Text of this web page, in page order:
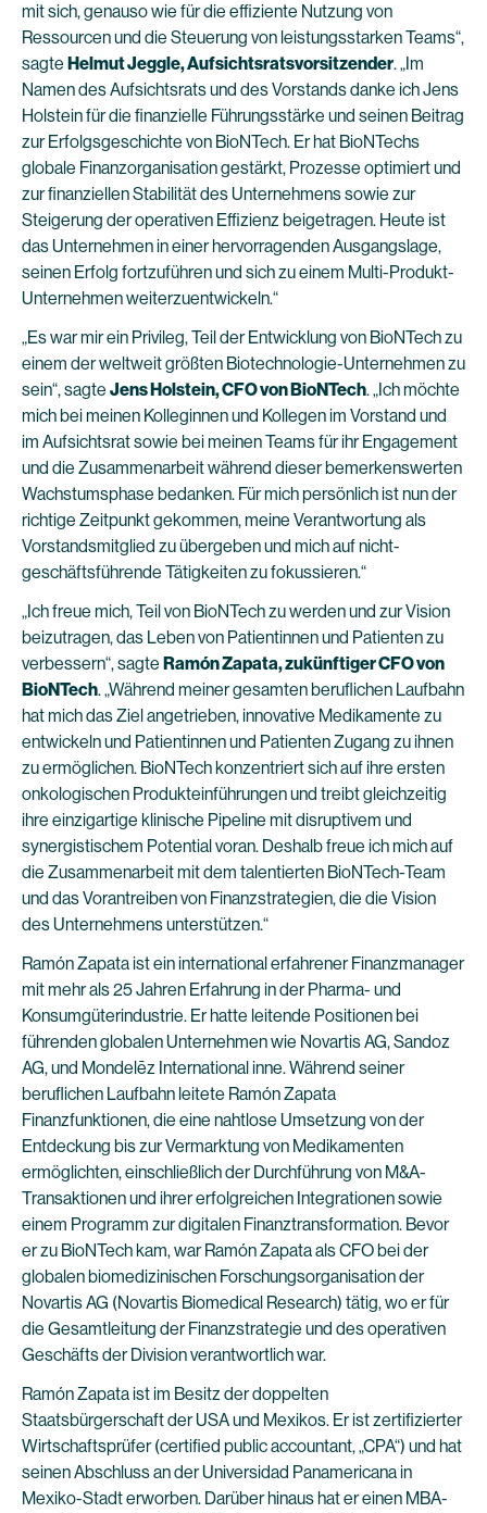
mit sich, genauso wie für die effiziente Nutzung von
Ressourcen und die Steuerung von leistungsstarken Teams“,
sagte Helmut Jeggle, Aufsichtsratsvorsitzender. „Im
Namen des Aufsichtsrats und des Vorstands danke ich Jens
Holstein für die finanzielle Führungsstärke und seinen Beitrag
zur Erfolgsgeschichte von BioNTech. Er hat BioNTechs
globale Finanzorganisation gestärkt, Prozesse optimiert und
zur finanziellen Stabilität des Unternehmens sowie zur
Steigerung der operativen Effizienz beigetragen. Heute ist
das Unternehmen in einer hervorragenden Ausgangslage,
seinen Erfolg fortzuführen und sich zu einem Multi-Produkt-
Unternehmen weiterzuentwickeln.“
„Es war mir ein Privileg, Teil der Entwicklung von BioNTech zu
einem der weltweit größten Biotechnologie-Unternehmen zu
sein“, sagte Jens Holstein, CFO von BioNTech. „Ich möchte
mich bei meinen Kolleginnen und Kollegen im Vorstand und
im Aufsichtsrat sowie bei meinen Teams für ihr Engagement
und die Zusammenarbeit während dieser bemerkenswerten
Wachstumsphase bedanken. Für mich persönlich ist nun der
richtige Zeitpunkt gekommen, meine Verantwortung als
Vorstandsmitglied zu übergeben und mich auf nicht-
geschäftsführende Tätigkeiten zu fokussieren.“
„Ich freue mich, Teil von BioNTech zu werden und zur Vision
beizutragen, das Leben von Patientinnen und Patienten zu
verbessern“, sagte Ramón Zapata, zukünftiger CFO von
BioNTech. „Während meiner gesamten beruflichen Laufbahn
hat mich das Ziel angetrieben, innovative Medikamente zu
entwickeln und Patientinnen und Patienten Zugang zu ihnen
zu ermöglichen. BioNTech konzentriert sich auf ihre ersten
onkologischen Produkteinführungen und treibt gleichzeitig
ihre einzigartige klinische Pipeline mit disruptivem und
synergistischem Potential voran. Deshalb freue ich mich auf
die Zusammenarbeit mit dem talentierten BioNTech-Team
und das Vorantreiben von Finanzstrategien, die die Vision
des Unternehmens unterstützen.“
Ramón Zapata ist ein international erfahrener Finanzmanager
mit mehr als 25 Jahren Erfahrung in der Pharma- und
Konsumgüterindustrie. Er hatte leitende Positionen bei
führenden globalen Unternehmen wie Novartis AG, Sandoz
AG, und Mondelēz International inne. Während seiner
beruflichen Laufbahn leitete Ramón Zapata
Finanzfunktionen, die eine nahtlose Umsetzung von der
Entdeckung bis zur Vermarktung von Medikamenten
ermöglichten, einschließlich der Durchführung von M&A-
Transaktionen und ihrer erfolgreichen Integrationen sowie
einem Programm zur digitalen Finanztransformation. Bevor
er zu BioNTech kam, war Ramón Zapata als CFO bei der
globalen biomedizinischen Forschungsorganisation der
Novartis AG (Novartis Biomedical Research) tätig, wo er für
die Gesamtleitung der Finanzstrategie und des operativen
Geschäfts der Division verantwortlich war.
Ramón Zapata ist im Besitz der doppelten
Staatsbürgerschaft der USA und Mexikos. Er ist zertifizierter
Wirtschaftsprüfer (certified public accountant, „CPA“) und hat
seinen Abschluss an der Universidad Panamericana in
Mexiko-Stadt erworben. Darüber hinaus hat er einen MBA-